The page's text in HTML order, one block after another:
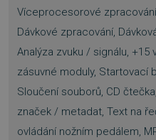
Víceprocesorové
Dávkové zpracování,
Analýza zvuku / signálu, +15
zásuvné moduly, Startovací
Sloučení souborů, CD
značek / metadat, Text na
ovládání nožním pedálem,